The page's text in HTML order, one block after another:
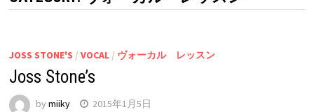
JOSS STONE'S / VOCAL/ ヴォーカル レッスン
Joss Stone’s
by miiky 2015年1月5日